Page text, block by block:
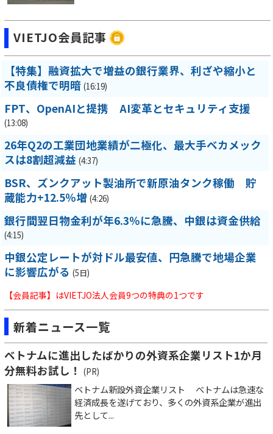
VIETJO会員記事
【特集】融資拡大で増益の銀行業界、利ざや縮小と
不良債権で明暗 (16:19)
FPT、OpenAIと提携 AI変革とセキュリティ支援
(13:08)
26年Q2の工業団地業績が二極化、最大手ベカメック
スは8割超減益 (4:37)
BSR、ズンクアット製油所で新原油タンク稼働 貯
蔵能力+12.5％増 (4:26)
銀行間翌日物金利が年6.3％に急騰、中銀は資金供給
(4:15)
中銀公定レートが対ドル最安値、円急騰で地場企業
に影響広がる (5日)
【会員記事】はVIETJO法人会員9つの特典の1つです
新着ニュース一覧
ベトナムに進出したばかりの外資系企業リスト1か月
分無料お試し！
(PR)
ベトナム新設外資企業リスト ベトナムは急速な
経済成長を遂げており、多くの外資系企業が進出
先として...